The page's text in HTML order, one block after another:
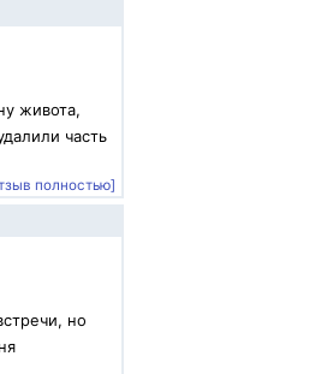
живота,
часть
полностью]
но